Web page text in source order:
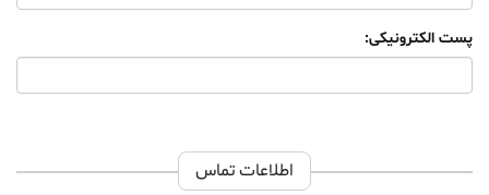
پست الکترونیکی:
اطلاعات تماس